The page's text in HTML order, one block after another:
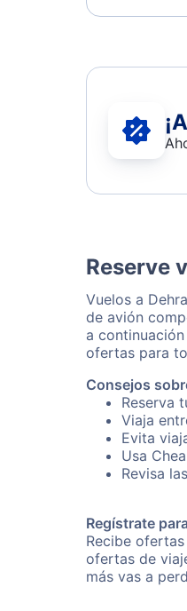
Reserve
Vuelos a
de avión
a
ofertas para
Consejos
Reserva
Viaja
Evita
Usa
Revisa
Regístrate
Recibe
ofertas de
más vas a